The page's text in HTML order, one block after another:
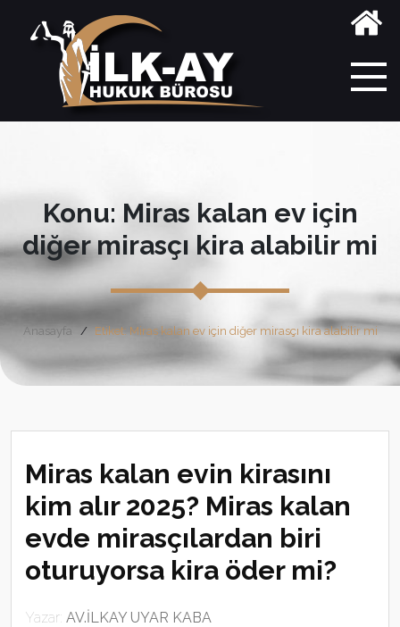
Konu: Miras kalan ev için
diğer mirasçı kira alabilir mi
Anasayfa Etiket: Miras kalan ev için diğer mirasçı kira alabilir mi
Miras kalan evin kirasını
kim alır 2025? Miras kalan
evde mirasçılardan biri
oturuyorsa kira öder mi?
Yazar: AV.İLKAY UYAR KABA